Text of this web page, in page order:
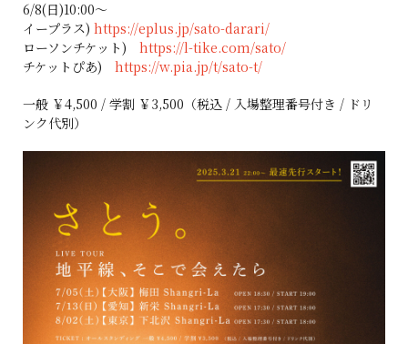
6/8(日)10:00～
イープラス) https://eplus.jp/sato-darari/
ローソンチケット) https://l-tike.com/sato/
チケットぴあ) https://w.pia.jp/t/sato-t/
一般 ￥4,500 / 学割 ￥3,500（税込 / 入場整理番号付き / ドリ
ンク代別）